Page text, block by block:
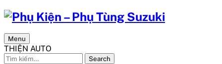
Menu
THIỆN AUTO
Search